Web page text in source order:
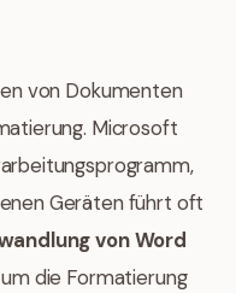
von Dokumenten
Microsoft
Geräten führt oft
von Word
die Formatierung